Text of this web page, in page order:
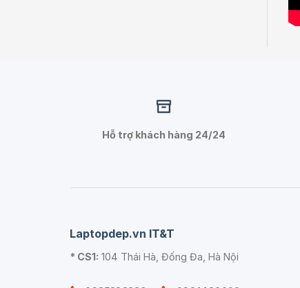
Hỗ trợ khách hàng 24/24
Laptopdep.vn IT&T
* CS1: 104 Thái Hà, Đống Đa, Hà Nội